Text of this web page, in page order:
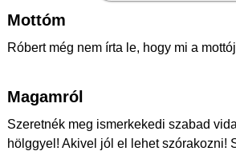
Mottóm
Róbert még nem írta le, hogy mi a
Magamról
Szeretnék meg ismerkekedi szabad
hölggyel! Akivel jól el lehet szórakozni!